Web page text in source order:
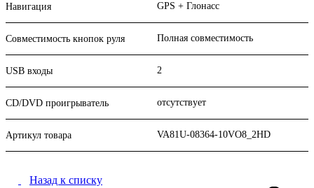
Навигация GPS + Глонасс
Совместимость кнопок руля Полная совместимость
USB входы 2
CD/DVD проигрыватель отсутствует
Артикул товара VA81U-08364-10VO8_2HD
Назад к списку